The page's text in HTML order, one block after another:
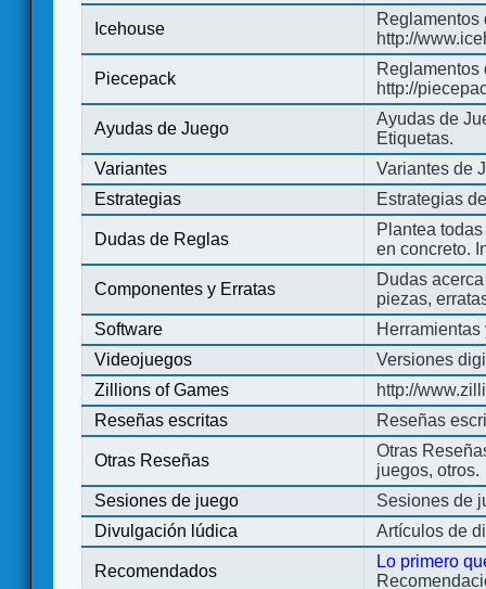
Icehouse
Reglamentos
http://
Piecepack
Reglamentos
http://
Ayudas de Juego
Ayudas de
Etiquetas.
Variantes
Variantes de
Estrategias
Estrategias
Dudas de Reglas
Plantea
en concreto.
Componentes y Erratas
Dudas
piezas,
Software
Videojuegos
Versiones
Zillions of Games
http://
Reseñas escritas
Reseñas
Otras Reseñas
Otras
juegos, otros.
Sesiones de juego
Sesiones de
Divulgación lúdica
Artículos de
Recomendados
Lo primero